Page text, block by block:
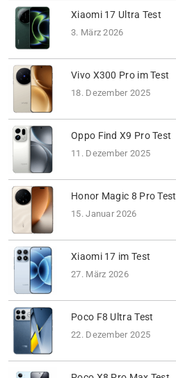
Xiaomi 17 Ultra Test
3. März 2026
Vivo X300 Pro im Test
18. Dezember 2025
Oppo Find X9 Pro Test
11. Dezember 2025
Honor Magic 8 Pro Test
15. Januar 2026
Xiaomi 17 im Test
27. März 2026
Poco F8 Ultra Test
22. Dezember 2025